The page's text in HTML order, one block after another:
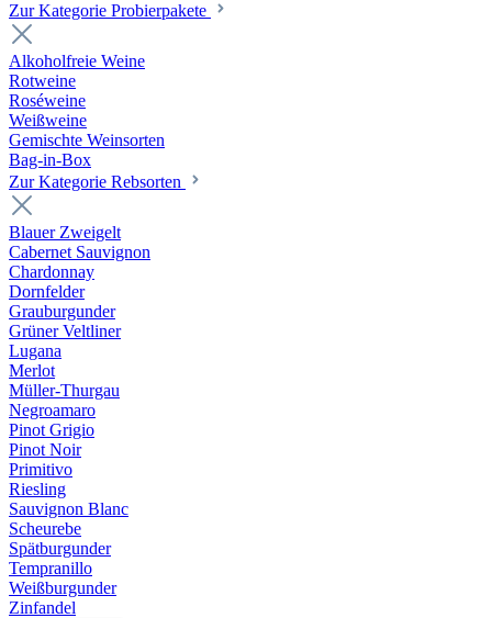
Zur Kategorie Probierpakete
Alkoholfreie Weine
Rotweine
Roséweine
Weißweine
Gemischte Weinsorten
Bag-in-Box
Zur Kategorie Rebsorten
Blauer Zweigelt
Cabernet Sauvignon
Chardonnay
Dornfelder
Grauburgunder
Grüner Veltliner
Lugana
Merlot
Müller-Thurgau
Negroamaro
Pinot Grigio
Pinot Noir
Primitivo
Riesling
Sauvignon Blanc
Scheurebe
Spätburgunder
Tempranillo
Weißburgunder
Zinfandel